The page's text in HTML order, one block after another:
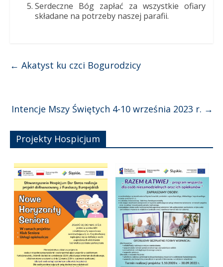
Serdeczne Bóg zapłać za wszystkie ofiary
składane na potrzeby naszej parafii.
← Akatyst ku czci Bogurodzicy
Intencje Mszy Świętych 4-10 września 2023 r. →
Projekty Hospicjum